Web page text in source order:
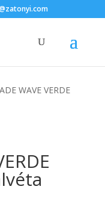
WAVE VERDE